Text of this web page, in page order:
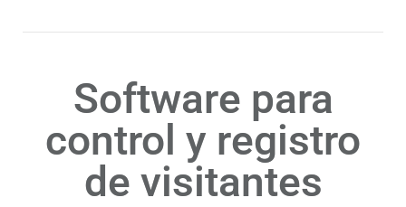
Software para
control y registro
de visitantes